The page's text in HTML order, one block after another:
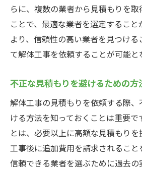
らに、複数の業者から見積もりを
ことで、最適な業者を選定すること
より、信頼性の高い業者を見つける
て解体工事を依頼することが可能と
不正な見積もりを避けるための方
解体工事の見積もりを依頼する際
ける方法を知っておくことは重要で
とは、必要以上に高額な見積もりを
工事後に追加費用を請求されること
信頼できる業者を選ぶために過去